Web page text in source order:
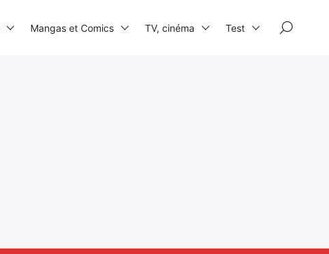
Mangas et Comics TV, cinéma Test